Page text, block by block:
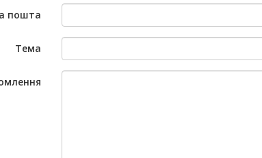
пошта
Тема